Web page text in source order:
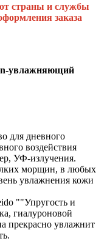
страны и службы
заказа
увлажняющий
для дневного
воздействия
УФ-излучения.
морщин, в любых
увлажнения кожи
""Упругость и
гиалуроновой
прекрасно увлажнит